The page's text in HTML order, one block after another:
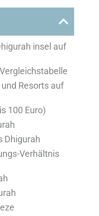
insel auf
Resorts auf
100 Euro)
Dhigurah
Verhältnis